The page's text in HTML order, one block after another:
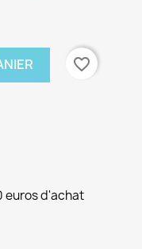
favorite_border
euros d'achat